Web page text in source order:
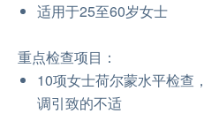
适用于25至60岁女士
重点检查项目：
10项女士荷尔蒙水平检查
调引致的不适